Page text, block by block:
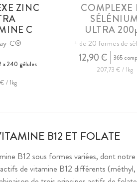
ZINC
C
C®
x 240 gélules
/ 1kg
COMPLEXE
ULTRA 200
+ de 20 formes de
12,90 €
365
207,73 € / 1kg
B12 ET FOLATE
B12 sous formes variées, dont
de vitamine B12 différents